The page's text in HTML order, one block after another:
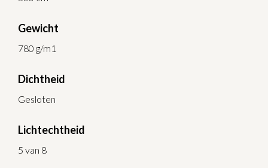
Gewicht
780 g/m1
Dichtheid
Gesloten
Lichtechtheid
5 van 8